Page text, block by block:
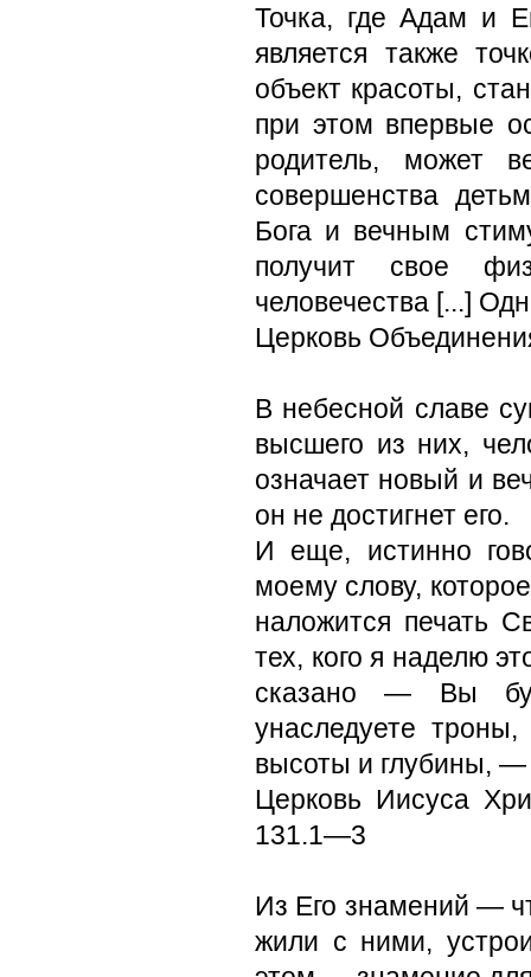
Точка, где Адам и
является также
объект красоты,
при этом впервые
родитель, может
совершенства
Бога и вечным
получит свое
человечества [...]
Церковь
В небесной славе
высшего из них,
означает новый и
он не достигнет его.
И еще, истинно
моему слову,
наложится печать
тех, кого я наделю
сказано — Вы
унаследуете
высоты и глубины, —
Церковь Иисуса
131.1—3
Из Его знамений —
жили с ними,